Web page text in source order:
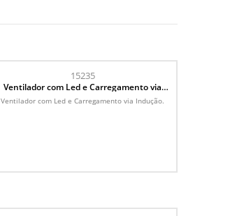
15235
Ventilador com Led e Carregamento via
Indução
Ventilador com Led e Carregamento via Indução.